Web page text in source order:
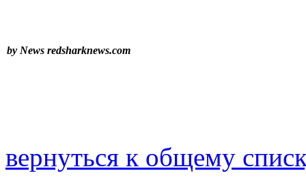
by News redsharknews.com
вернуться к общему